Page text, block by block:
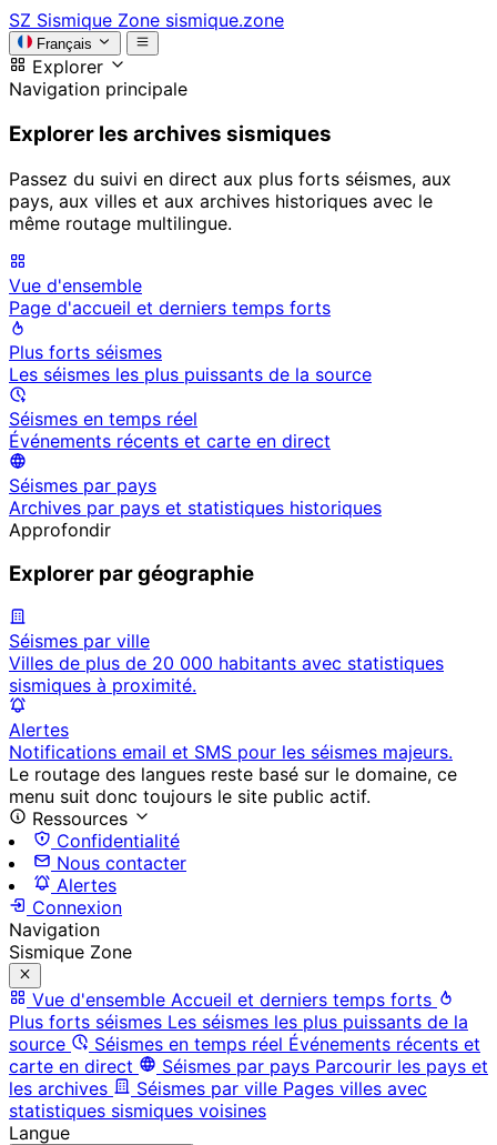
SZ Sismique Zone sismique.zone
Français
Explorer
Navigation principale
Explorer les archives sismiques
Passez du suivi en direct aux plus forts séismes, aux
pays, aux villes et aux archives historiques avec le
même routage multilingue.
Vue d'ensemble
Page d'accueil et derniers temps forts
Plus forts séismes
Les séismes les plus puissants de la source
Séismes en temps réel
Événements récents et carte en direct
Séismes par pays
Archives par pays et statistiques historiques
Approfondir
Explorer par géographie
Séismes par ville
Villes de plus de 20 000 habitants avec statistiques
sismiques à proximité.
Alertes
Notifications email et SMS pour les séismes majeurs.
Le routage des langues reste basé sur le domaine, ce
menu suit donc toujours le site public actif.
Ressources
Confidentialité
Nous contacter
Alertes
Connexion
Navigation
Sismique Zone
Vue d'ensemble Accueil et derniers temps forts
Plus forts séismes Les séismes les plus puissants de la
source
Séismes en temps réel Événements récents et
carte en direct
Séismes par pays Parcourir les pays et
les archives
Séismes par ville Pages villes avec
statistiques sismiques voisines
Langue